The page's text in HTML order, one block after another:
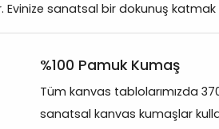
Evinize sanatsal bir dokunuş
%100 Pamuk Kumaş
Tüm kanvas tablolarımızda
sanatsal kanvas kumaşlar